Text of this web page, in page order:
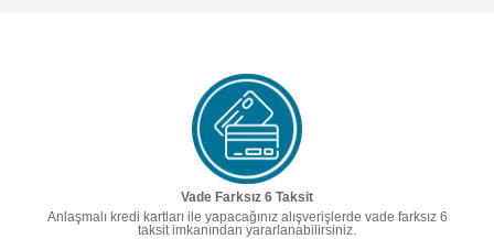
Vade Farksız 6 Taksit
Anlaşmalı kredi kartları ile yapacağınız alışverişlerde vade farksız 6
taksit imkanından yararlanabilirsiniz.